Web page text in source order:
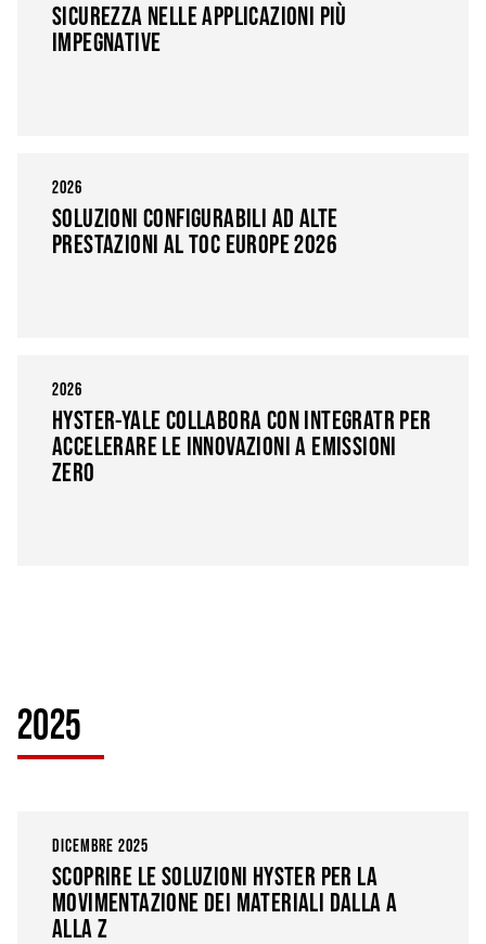
SICUREZZA NELLE APPLICAZIONI PIÙ
IMPEGNATIVE
2026
SOLUZIONI CONFIGURABILI AD ALTE
PRESTAZIONI AL TOC EUROPE 2026
2026
HYSTER-YALE COLLABORA CON INTEGRATR PER
ACCELERARE LE INNOVAZIONI A EMISSIONI
ZERO
2025
DICEMBRE 2025
SCOPRIRE LE SOLUZIONI HYSTER PER LA
MOVIMENTAZIONE DEI MATERIALI DALLA A
ALLA Z